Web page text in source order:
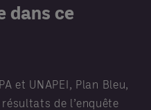
dans ce
et UNAPEI, Plan Bleu,
de l’enquête